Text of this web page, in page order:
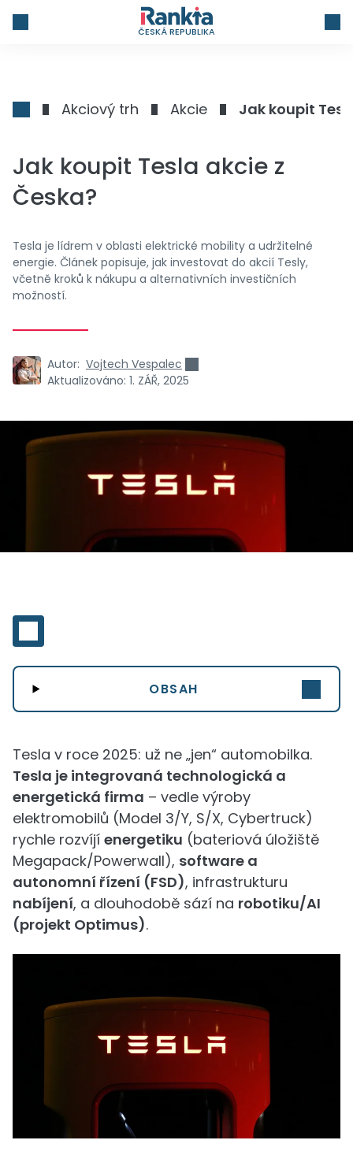
ČESKÁ REPUBLIKA
Akciový trh Akcie Jak koupit
Jak koupit Tesla akcie z
Česka?
Tesla je lídrem v oblasti elektrické mobility a udržitelné
energie. Článek popisuje, jak investovat do akcií Tesly,
včetně kroků k nákupu a alternativních investičních
možností.
Autor: Vojtech Vespalec
Aktualizováno: 1. ZÁŘ, 2025
OBSAH
Tesla v roce 2025: už ne „jen“ automobilka.
Tesla je integrovaná technologická a
energetická firma – vedle výroby
elektromobilů (Model 3/Y, S/X, Cybertruck)
rychle rozvíjí energetiku (bateriová úložiště
Megapack/Powerwall), software a
autonomní řízení (FSD), infrastrukturu
nabíjení, a dlouhodobě sází na robotiku/AI
(projekt Optimus).